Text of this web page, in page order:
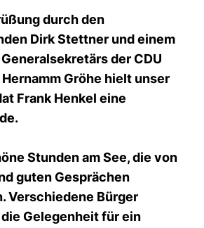
durch den
Dirk Stettner und einem
der CDU
Gröhe hielt unser
Frank Henkel eine
Stunden am See, die von
guten Gesprächen
Verschiedene Bürger
Gelegenheit für ein